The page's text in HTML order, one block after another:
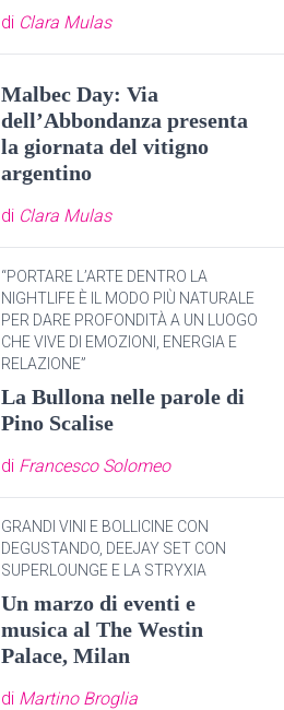
di Clara Mulas
Malbec Day: Via
dell’Abbondanza presenta
la giornata del vitigno
argentino
di Clara Mulas
“PORTARE L’ARTE DENTRO LA
NIGHTLIFE È IL MODO PIÙ NATURALE
PER DARE PROFONDITÀ A UN LUOGO
CHE VIVE DI EMOZIONI, ENERGIA E
RELAZIONE”
La Bullona nelle parole di
Pino Scalise
di Francesco Solomeo
GRANDI VINI E BOLLICINE CON
DEGUSTANDO, DEEJAY SET CON
SUPERLOUNGE E LA STRYXIA
Un marzo di eventi e
musica al The Westin
Palace, Milan
di Martino Broglia